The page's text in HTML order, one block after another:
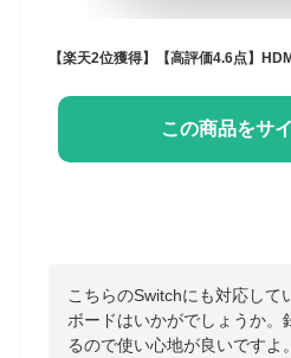
この商品をサ
こちらのSwitchにも対応して
ボードはいかがでしょうか。
るので使い心地が良いですよ。